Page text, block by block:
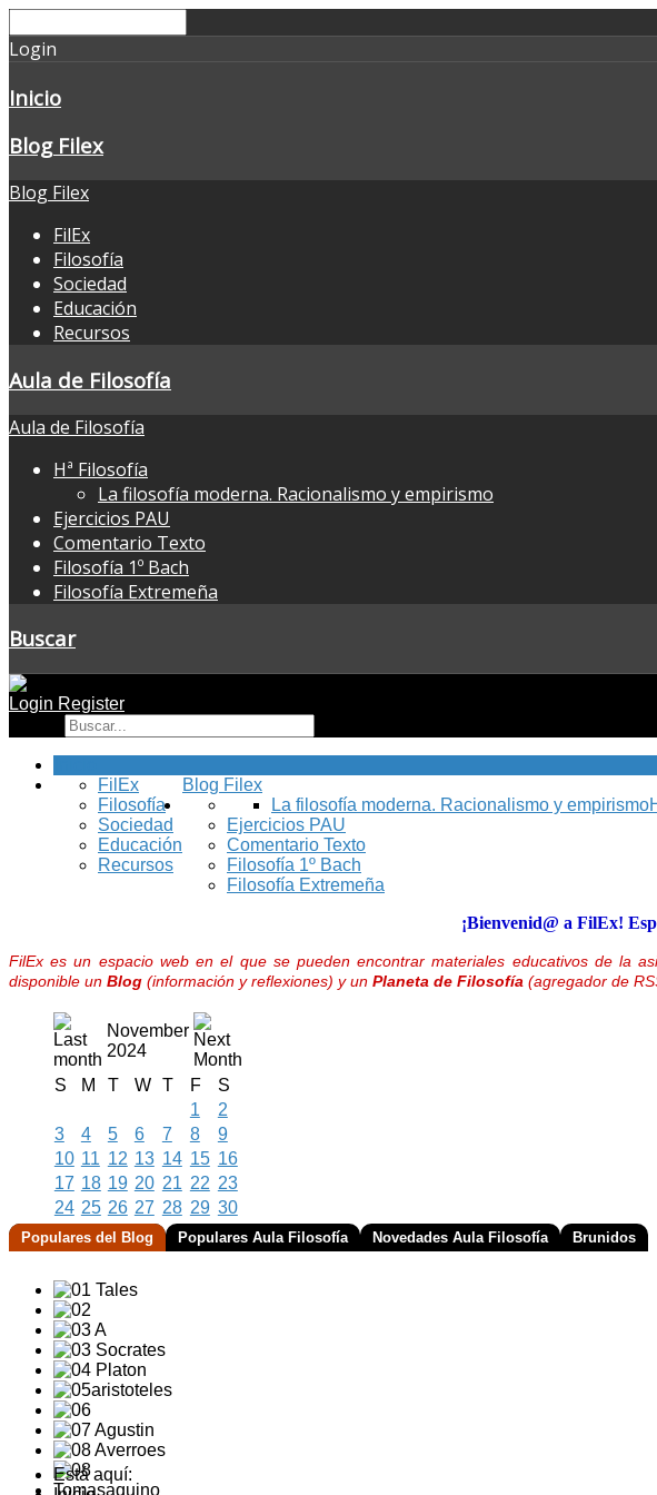
Login
Inicio
Blog Filex
Blog Filex
FilEx
Filosofía
Sociedad
Educación
Recursos
Aula de Filosofía
Aula de Filosofía
Hª Filosofía
La filosofía moderna. Racionalismo y empirismo
Ejercicios PAU
Comentario Texto
Filosofía 1º Bach
Filosofía Extremeña
Buscar
Login Register
Blog Filex
FilEx
Filosofía
Sociedad
Educación
Recursos
La filosofía moderna. Racionalismo y empirismo
Ejercicios PAU
Comentario Texto
Filosofía 1º Bach
Filosofía Extremeña
¡Bienvenid@ a FilEx!
FilEx es un espacio web en el que se pueden encontrar materiales educativos de la
disponible un Blog (información y reflexiones) y un Planeta de Filosofía (agregador de
November
2024
S
M T W T F
S
1
2
3
4 5 6 7 8
9
10 11 12 13 14 15 16
17 18 19 20 21 22 23
24 25 26 27 28 29 30
Populares del Blog Populares Aula Filosofía Novedades Aula Filosofía Brunidos
Está aquí: